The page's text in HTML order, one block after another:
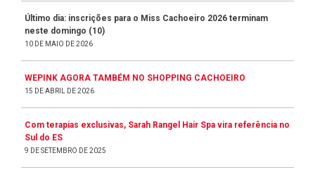
Último dia: inscrições para o Miss Cachoeiro 2026 terminam
neste domingo (10)
10 DE MAIO DE 2026
WEPINK AGORA TAMBÉM NO SHOPPING CACHOEIRO
15 DE ABRIL DE 2026
Com terapias exclusivas, Sarah Rangel Hair Spa vira referência no
Sul do ES
9 DE SETEMBRO DE 2025